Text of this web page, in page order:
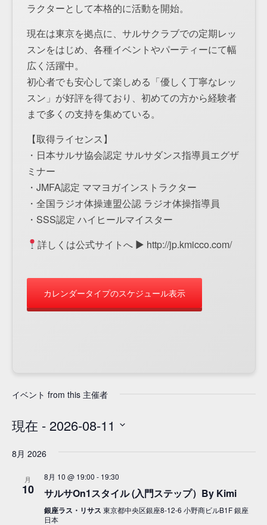
ラクターとして本格的に活動を開始。
現在は東京を拠点に、サルサクラブでの定期レッ
スンをはじめ、各種イベントやパーティーにて幅
広く活躍中。
初心者でも安心して楽しめる「優しく丁寧なレッ
スン」が好評を得ており、初めての方から経験者
まで多くの支持を集めている。
【取得ライセンス】
・日本サルサ協会認定 サルサダンス指導員エグザ
ミナー
・JMFA認定 ママヨガインストラクター
・全国ラジオ体操連盟公認 ラジオ体操指導員
・SSS認定 ハイヒールマイスター
詳しくは公式サイトへ ▶ ⁦http://jp.kmicco.com/⁩
カレンダータイプのスケジュール表示
イベント from this 主催者
現在 - 2026-08-11
付
8月 2026
月
10
8月 10 @ 19:00 - 19:30
サルサOn1スタイル (入門ステップ）By Kimi
銀座ラス・リサス 東京都中央区銀座8-12-6 小野商ビルB1F 銀座
日本